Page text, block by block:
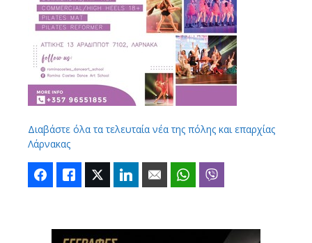
Διαβάστε όλα τα τελευταία νέα της πόλης και επαρχίας
Λάρνακας
FacebookLike Twitter LinkedIn Email WhatsApp